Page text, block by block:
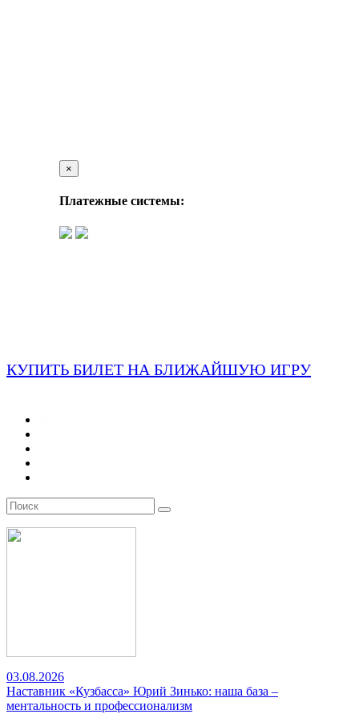
×
Платежные системы:
КУПИТЬ БИЛЕТ НА БЛИЖАЙШУЮ ИГРУ
03.08.2026
Наставник «Кузбасса» Юрий Зинько: наша база –
ментальность и профессионализм